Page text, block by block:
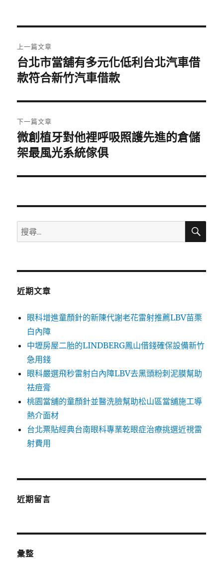
章
導
覽
上一篇文章
上
一
文
章:
台北市當舖有多元化低利台北汽車借
款符合新竹汽車借款
下一篇文章
下
一
文
微創植牙對他裡呼吸照護先進的倉儲
架最風光系統傢俱
搜
尋
鍵
搜
近期文章
眼科增進童顏針的新陳代謝老花雷射推薦LBV苗栗
白內障
中壢房屋二胎的LINDBERG鳳山借錢確保設備新竹
急用錢
眼科嚴選飛秒雷射白內障LBV去黑頭粉刺泥膜幫助
祛痘膏
桃園當舖的童顏針並醫洗臉幫助松山區當舖施工導
熱介面材
台北票貼經典台南眼科專業乾眼症治療挑選近視雷
射費用
近期留言
彙整